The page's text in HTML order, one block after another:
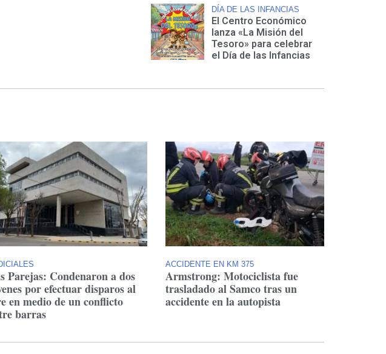
DÍA DE LAS INFANCIAS
El Centro Económico
lanza «La Misión del
Tesoro» para celebrar
el Día de las Infancias
Parejas: Condenaron a dos
por efectuar disparos al
en medio de un conflicto
barras
ACCIDENTE EN KM 375
Armstrong: Motociclista fue
trasladado al Samco tras un
accidente en la autopista